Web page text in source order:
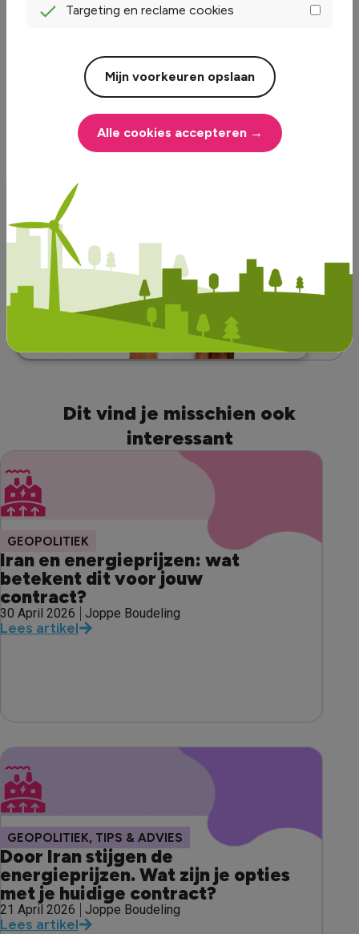
Bekijk en betaal rekeningen of geef
Zelf je maandelijkse
voorschotbedrag aanpassen
Dit vind je misschien ook
interessant
GEOPOLITIEK
Iran en energieprijzen: wat
betekent dit voor jouw
contract?
30 April 2026 Joppe Boudeling
Lees artikel
GEOPOLITIEK, TIPS & ADVIES
Door Iran stijgen de
energieprijzen. Wat zijn je opties
met je huidige contract?
21 April 2026 Joppe Boudeling
Lees artikel
Targeting en reclame cookies
Mijn voorkeuren opslaan
Alle cookies accepteren →